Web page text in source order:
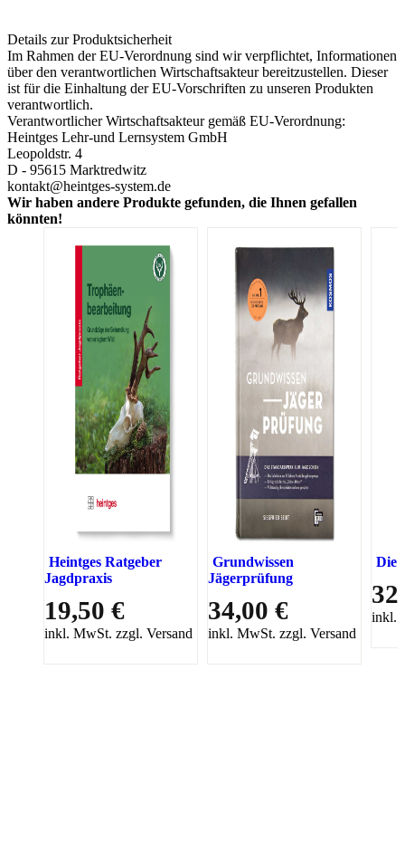
Details zur Produktsicherheit
Im Rahmen der EU-Verordnung sind wir verpflichtet, Informationen
über den verantwortlichen Wirtschaftsakteur bereitzustellen. Dieser
ist für die Einhaltung der EU-Vorschriften zu unseren Produkten
verantwortlich.
Verantwortlicher Wirtschaftsakteur gemäß EU-Verordnung:
Heintges Lehr-und Lernsystem GmbH
Leopoldstr. 4
D - 95615 Marktredwitz
kontakt@heintges-system.de
Wir haben andere Produkte gefunden, die Ihnen gefallen
könnten!
Heintges Ratgeber
Jagdpraxis
19,50 €
inkl. MwSt. zzgl. Versand
Grundwissen
Jägerprüfung
34,00 €
inkl. MwSt. zzgl. Versand
Die
inkl.